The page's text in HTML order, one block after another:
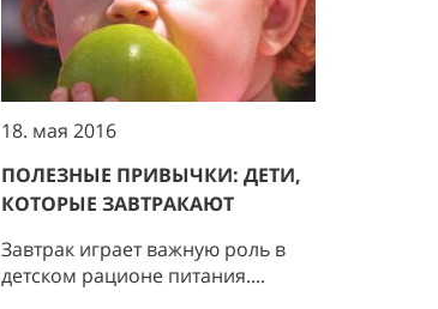
18. мая 2016
ПОЛЕЗНЫЕ ПРИВЫЧКИ: ДЕТИ,
КОТОРЫЕ ЗАВТРАКАЮТ
Завтрак играет важную роль в
детском рационе питания....